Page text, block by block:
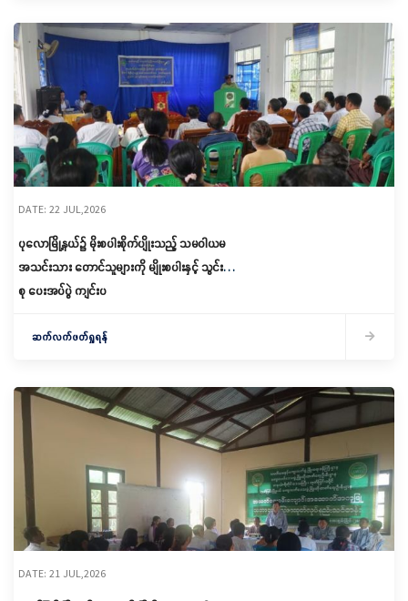
DATE: 22 JUL,2026
ပုလောမြို့နယ်၌ မိုးစပါးစိုက်ပျိုးသည့် သမဝါယမ
အသင်းသား တောင်သူများကို မျိုးစပါးနှင့် သွင်းအား
စု ပေးအပ်ပွဲ ကျင်းပ
ဆက်လက်ဖတ်ရှုရန်
DATE: 21 JUL,2026